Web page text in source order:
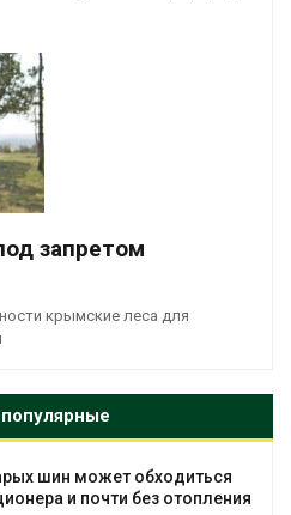
запретом
крымские леса для
шин может обходиться
и почти без отопления